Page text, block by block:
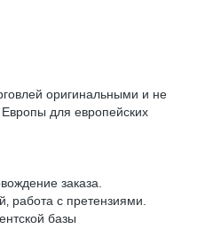
оригинальными и не
для европейских
заказа.
работа с претензиями.
базы